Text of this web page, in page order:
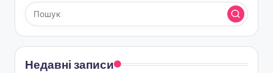
Недавні записи